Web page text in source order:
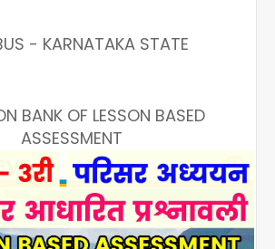
- KARNATAKA STATE
BANK OF LESSON BASED
ASSESSMENT